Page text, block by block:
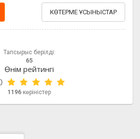
КӨТЕРМЕ ҰСЫНЫСТАР
Тапсырыс берілді:
65
Өнім рейтингі
1196 көріністер